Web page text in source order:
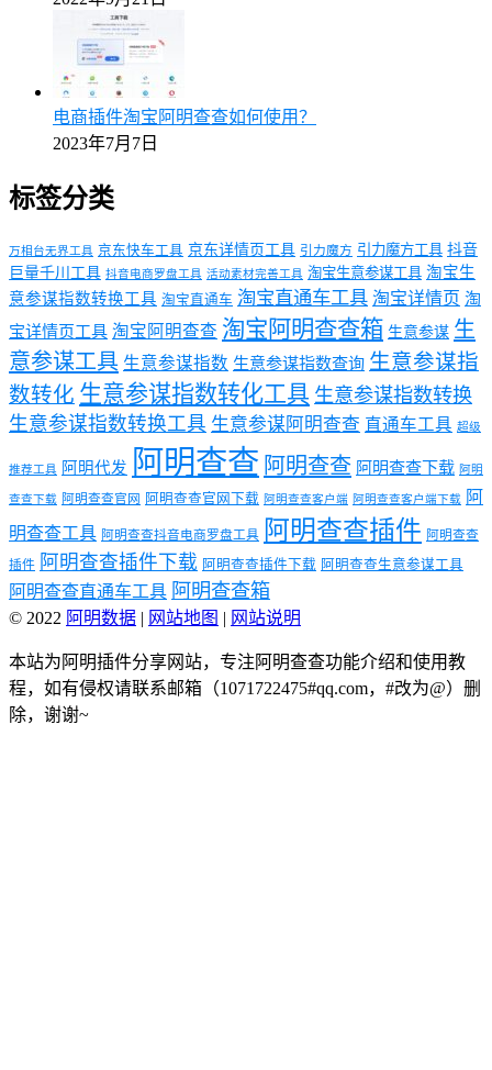
电商插件淘宝阿明查查如何使用？
2023年7月7日
标签分类
万相台无界工具 京东快车工具 京东详情页工具 引力魔方 引力魔方工具 抖音
巨量千川工具 抖音电商罗盘工具 活动素材完善工具 淘宝生意参谋工具 淘宝生
意参谋指数转换工具 淘宝直通车 淘宝直通车工具 淘宝详情页 淘
宝详情页工具 淘宝阿明查查 淘宝阿明查查箱 生意参谋 生
意参谋工具 生意参谋指数 生意参谋指数查询 生意参谋指
数转化 生意参谋指数转化工具 生意参谋指数转换
生意参谋指数转换工具 生意参谋阿明查查 直通车工具 超级
推荐工具 阿明代发 阿明查查 阿明查查 阿明查查下载 阿明
查查下载 阿明查查官网 阿明查查官网下载 阿明查查客户端 阿明查查客户端下载
阿
明查查工具 阿明查查抖音电商罗盘工具 阿明查查插件 阿明查查
插件 阿明查查插件下载 阿明查查插件下载 阿明查查生意参谋工具
阿明查查直通车工具 阿明查查箱
© 2022 阿明数据 | 网站地图 | 网站说明
本站为阿明插件分享网站，专注阿明查查功能介绍和使用教
程，如有侵权请联系邮箱（1071722475#qq.com，#改为@）删
除，谢谢~